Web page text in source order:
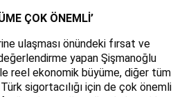
ÇOK ÖNEMLİ’
ulaşması önündeki fırsat ve
yapan Şişmanoğlu
reel ekonomik büyüme, diğer tüm
sigortacılığı için de çok önemli